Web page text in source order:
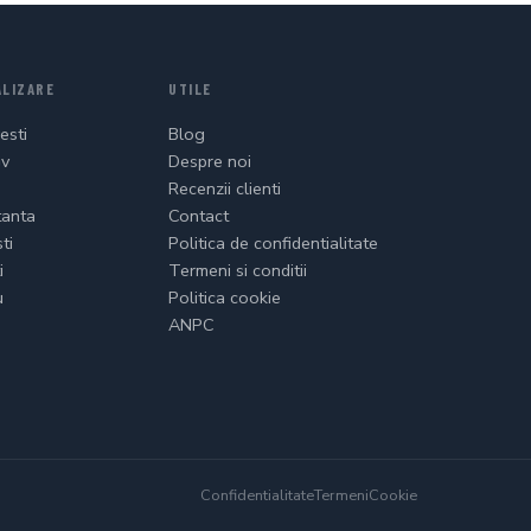
UTILE
Blog
Despre noi
Recenzii clienti
Contact
Politica de confidentialitate
Termeni si conditii
Politica cookie
ANPC
ConfidentialitateTermeniCookie